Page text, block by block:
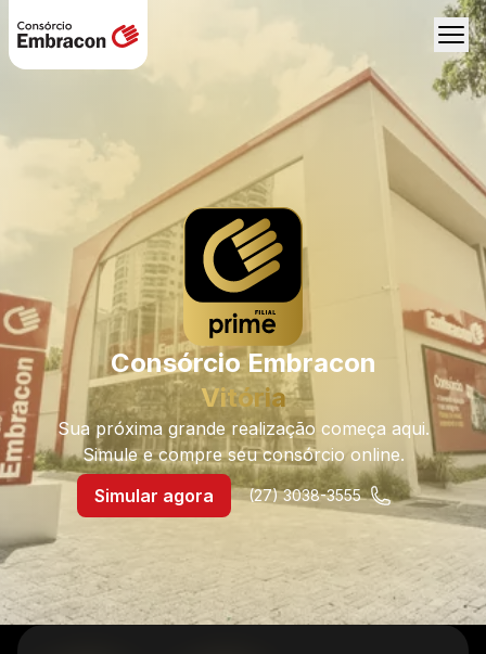
Consórcio Embracon
Vitória
Sua próxima grande realização começa aqui.
Simule e compre seu consórcio online.
Simular agora
(27) 3038-3555